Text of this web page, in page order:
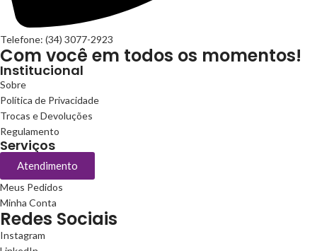
Telefone: (34) 3077-2923
Com você em todos os momentos!
Institucional
Sobre
Política de Privacidade
Trocas e Devoluções
Regulamento
Serviços
Atendimento
Meus Pedidos
Minha Conta
Redes Sociais
Instagram